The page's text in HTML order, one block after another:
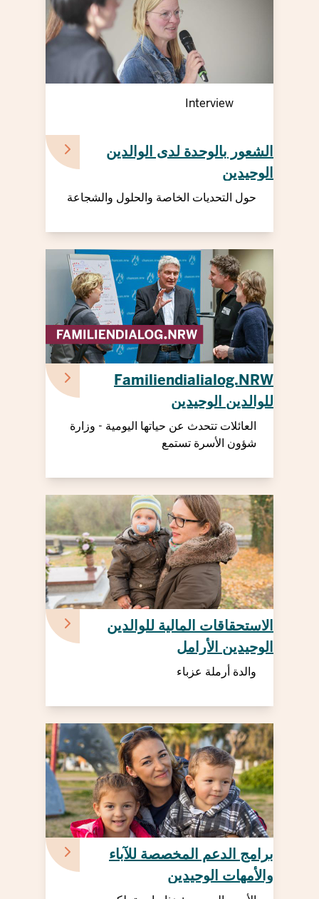
Interview
الشعور بالوحدة لدى الوالدين
الوحيدين
حول التحديات الخاصة والحلول والشجاعة
Familiendialialog.NRW
للوالدين الوحيدين
العائلات تتحدث عن حياتها اليومية - وزارة
شؤون الأسرة تستمع
الاستحقاقات المالية للوالدين
الوحيدين الأرامل
والدة أرملة عزباء
برامج الدعم المخصصة للآباء
والأمهات الوحيدين